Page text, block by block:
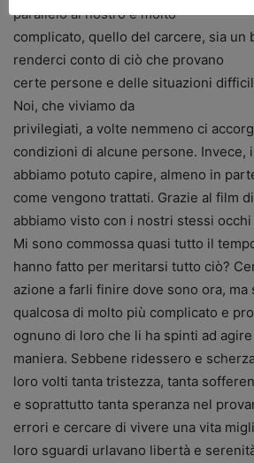
parallelo al nostro e molto
complicato, quello del carcere, sia un
renderci conto di ciò che provano
certe persone e delle situazioni
Noi, che viviamo da
privilegiati, a volte nemmeno ci
condizioni di alcune persone. Invece,
abbiamo potuto capire, almeno in
come vengono trattati. Grazie al film
abbiamo visto con i nostri stessi
Mi sono commossa quasi tutto il
hanno fatto per meritarsi tutto ciò?
azione a farli finire dove sono ora, ma
qualcosa di molto più complicato e
ognuno di loro che li ha spinti ad
maniera. Sebbene ridessero e
loro volti tanta tristezza, tanta
e soprattutto tanta speranza nel
errori e cercare di vivere una vita
loro sguardi urlavano libertà e